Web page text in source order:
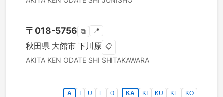
〒 018-5756 ⧉ 📍
秋田県 大館市 下川原 📋
AKITA KEN ODATE SHI SHITAKAWARA
A U E O KA KI KU KE
KO